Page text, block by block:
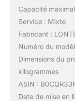
Capacité
Service : Mixte
Fabricant :
Numéro du
Dimensions du
kilogrammes
ASIN :
Date de mise en